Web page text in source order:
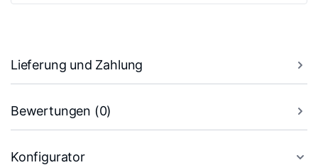
Lieferung und Zahlung
Bewertungen (0)
Konfigurator